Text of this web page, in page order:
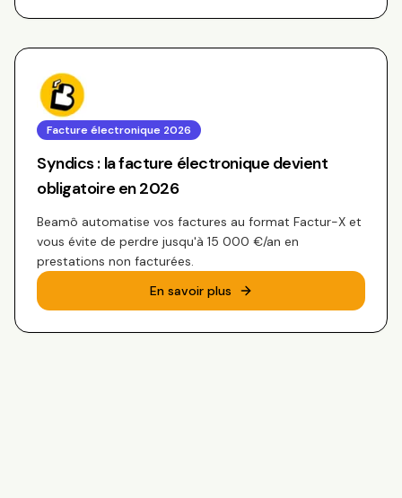
Facture électronique 2026
Syndics : la facture électronique devient
obligatoire en 2026
Beamô automatise vos factures au format Factur-X et
vous évite de perdre jusqu'à 15 000 €/an en
prestations non facturées.
En savoir plus